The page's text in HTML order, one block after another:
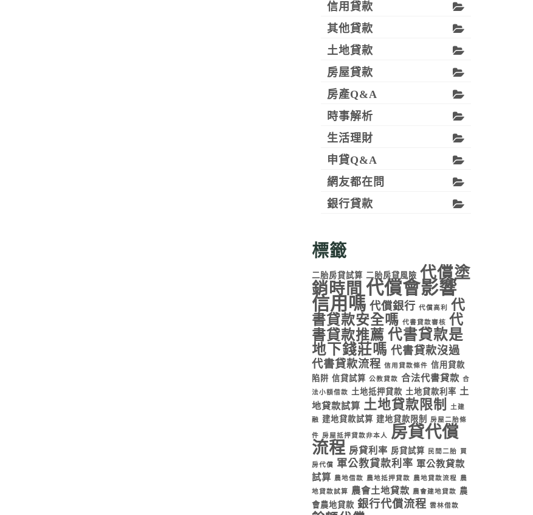
信用貸款
其他貸款
土地貸款
房屋貸款
房產Q&A
時事解析
生活理財
申貸Q&A
網友都在問
銀行貸款
標籤
二胎房貸試算 二胎房貸風險 代償塗
銷時間 代償會影響
信用嗎 代償銀行 代償高利
代
書貸款安全嗎 代書貸款審核 代
書貸款推薦 代書貸款是
地下錢莊嗎 代書貸款沒過
代書貸款流程 信用貸款條件 信用貸款
陷阱 信貸試算 公教貸款 合法代書貸款 合
法小額借款 土地抵押貸款 土地貸款利率 土
地貸款試算 土地貸款限制
土建
融
建地貸款試算 建地貸款限制 房屋二胎條
件 房屋抵押貸款非本人
房貸代償
流程 房貸利率 房貸試算 民間二胎
買
房代償
軍公教貸款利率 軍公教貸款
試算
農地借款 農地抵押貸款 農地貸款流程
農
地貸款試算
農會土地貸款 農會建地貸款
農
會農地貸款 銀行代償流程 雲林借款